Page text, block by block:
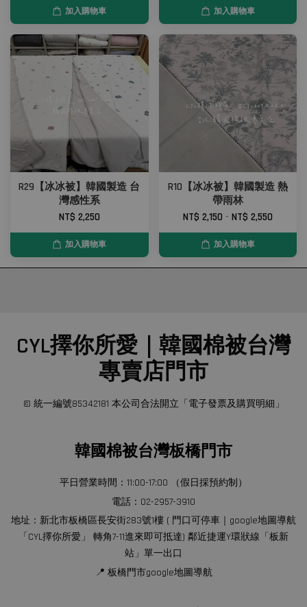
加入購物車 加入購物車
R29【冰冰被】韓國製造 台
灣感性系
NT$ 2,250
加入購物車
R10【冰冰被】韓國製造 熱
帶雨林
NT$ 2,150 - NT$ 2,550
加入購物車
CYL擇你所愛｜韓國棉被台灣
專賣店門市
© 統一編號85342181 本公司合法開立「電子發票及購買明細」
韓國棉被台灣板橋門市
平日營業時間：11:00-17:00 （假日採預約制）
電話：02-2957-3910
地址：新北市板橋區長安街283號1樓 ( 門口可停車｜google地圖導航
「CYL擇你所愛」 轉角7-11進來即可抵達) 鄰近捷運Y環狀線「板新
站」單一出口
📍 板橋門市google地圖導航